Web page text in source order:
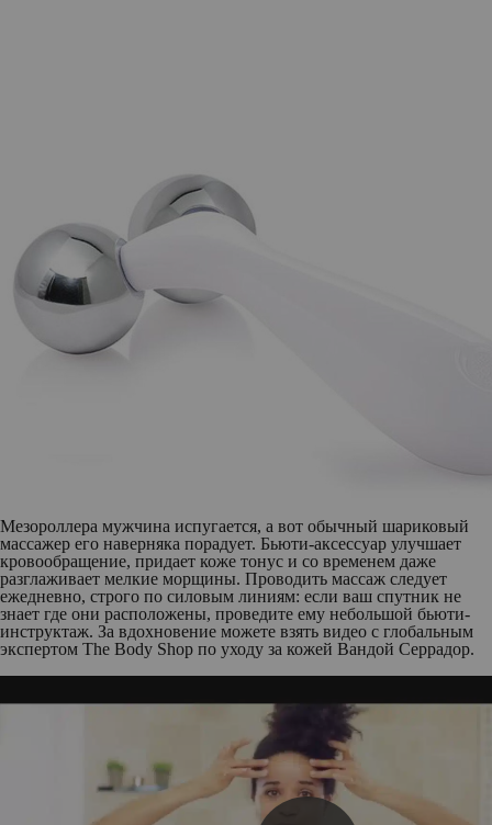
Мезороллера мужчина испугается, а вот обычный шариковый
массажер его наверняка порадует. Бьюти-аксессуар улучшает
кровообращение, придает коже тонус и со временем даже
разглаживает мелкие морщины. Проводить массаж следует
ежедневно, строго по силовым линиям: если ваш спутник не
знает где они расположены, проведите ему небольшой бьюти-
инструктаж. За вдохновение можете взять видео с глобальным
экспертом The Body Shop по уходу за кожей Вандой Серрадор.